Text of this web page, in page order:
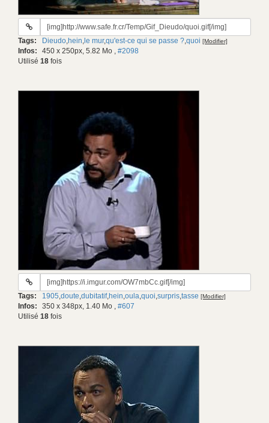
URL
gif:
Tags: Dieudo,hein, le mur,qu'est-ce qui se passe ?,quoi [Modifier]
Infos: 450 x 250px, 5.82 Mo , #2098
Utilisé 18 fois
URL
gif:
Tags: 1905,doute,dubitatif,hein,oula,quoi,surpris,tasse [Modifier]
Infos: 350 x 348px, 1.40 Mo , #607
Utilisé 18 fois